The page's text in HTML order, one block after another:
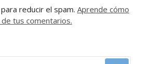
reducir el spam. Aprende cómo
tus comentarios.